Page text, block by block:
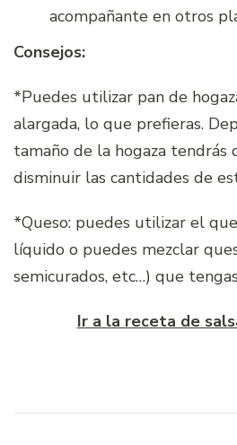
acompañante en otros
Consejos:
*Puedes utilizar pan de
alargada, lo que prefieras.
tamaño de la hogaza tendrás
disminuir las cantidades de
*Queso: puedes utilizar el
líquido o puedes mezclar
semicurados, etc…) que
Ir a la receta de